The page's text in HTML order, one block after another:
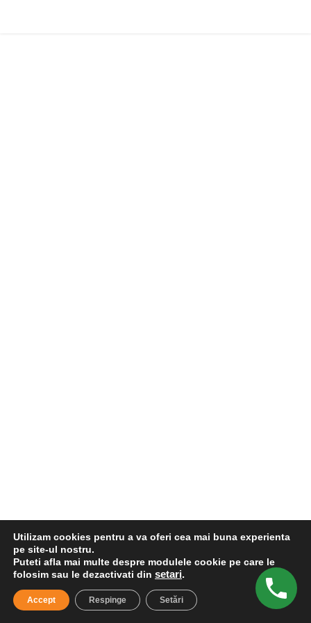
Utilizam cookies pentru a va oferi cea mai buna experienta
pe site-ul nostru.
Puteti afla mai multe despre modulele cookie pe care le
folosim sau le dezactivati din setari.
Accept Respinge Setări